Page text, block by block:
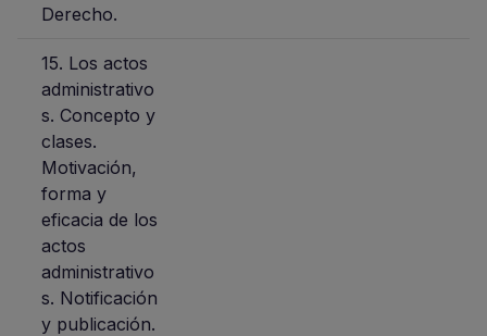
Derecho.
15. Los actos
administrativo
s. Concepto y
clases.
Motivación,
forma y
eficacia de los
actos
administrativo
s. Notificación
y publicación.